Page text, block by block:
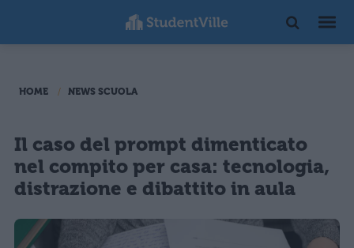
HOME NEWS SCUOLA
Il caso del prompt dimenticato
nel compito per casa: tecnologia,
distrazione e dibattito in aula